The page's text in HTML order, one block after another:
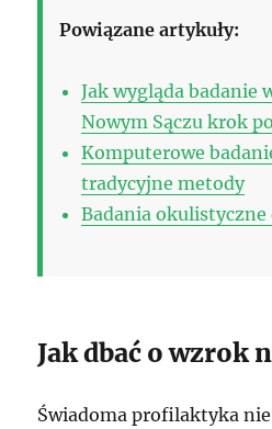
Powiązane artykuły:
Jak wygląda badanie
Nowym Sączu krok
Komputerowe
tradycyjne metody
Badania okulistyczne
Jak dbać o wzrok
Świadoma profilaktyka